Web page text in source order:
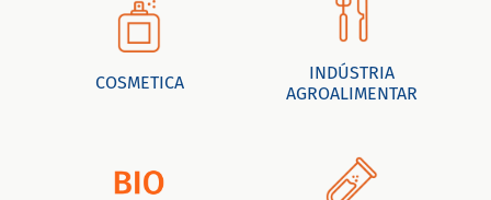
COSMETICA
INDÚSTRIA
AGROALIMENTAR